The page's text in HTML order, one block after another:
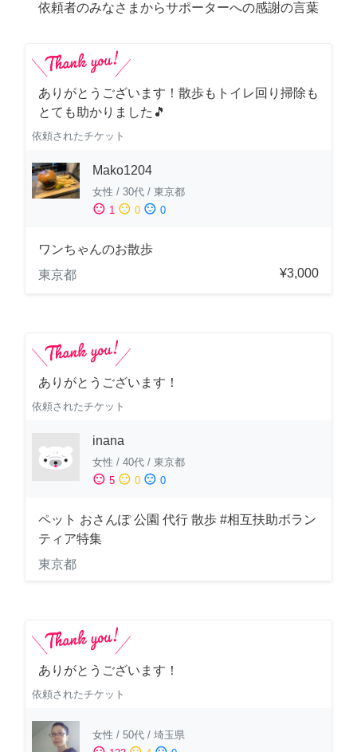
依頼者のみなさまからサポーターへの感謝の言葉
ありがとうございます！散歩もトイレ回り掃除も
とても助かりました🎵
依頼されたチケット
Mako1204
女性 / 30代 / 東京都
sentiment_satisfied 1 sentiment_neutral 0 sentiment_dissatisfied 0
ワンちゃんのお散歩
東京都
¥3,000
ありがとうございます！
依頼されたチケット
inana
女性 / 40代 / 東京都
sentiment_satisfied 5 sentiment_neutral 0 sentiment_dissatisfied 0
ペット おさんぽ 公園 代行 散歩 #相互扶助ボラン
ティア特集
東京都
ありがとうございます！
依頼されたチケット
女性 / 50代 / 埼玉県